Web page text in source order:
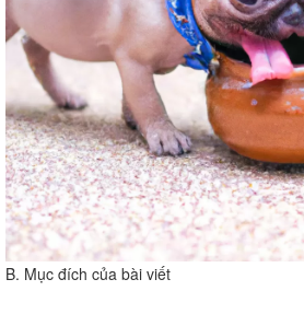
B. Mục đích của bài viết